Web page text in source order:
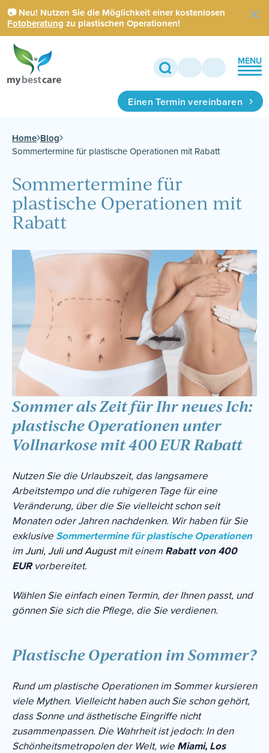
📷 Neu! Nutzen Sie die Möglichkeit einer kostenlosen
Fotoberatung zu plastischen Operationen!
Einen Termin vereinbaren
MENU
Home Blog
Sommertermine für plastische Operationen mit Rabatt
Sommertermine für
plastische Operationen mit
Rabatt
Sommer als Zeit für Ihr neues Ich:
plastische Operationen unter
Vollnarkose mit 400 EUR Rabatt
Nutzen Sie die Urlaubszeit, das langsamere
Arbeitstempo und die ruhigeren Tage für eine
Veränderung, über die Sie vielleicht schon seit
Monaten oder Jahren nachdenken. Wir haben für Sie
exklusive Sommertermine für plastische Operationen
imJuni, Juli und Augustmit einem Rabatt von 400
EURvorbereitet.
Wählen Sie einfach einen Termin, der Ihnen passt, und
gönnen Sie sich die Pflege, die Sie verdienen.
Plastische Operation im Sommer?
Rund um plastische Operationen im Sommer kursieren
viele Mythen. Vielleicht haben auch Sie schon gehört,
dass Sonne und ästhetische Eingriffe nicht
zusammenpassen. Die Wahrheit ist jedoch: In den
Schönheitsmetropolen der Welt, wie Miami, Los